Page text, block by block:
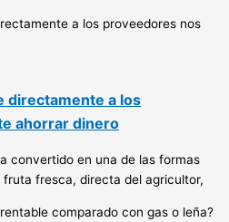
directamente a los
ahorrar dinero
convertido en una de las formas
fresca, directa del agricultor,